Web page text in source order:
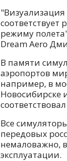
соответствует
режиму
Dream Aero
В памяти
аэропортов
например, в
Новосибирске
Все
передовых
немаловажно,
эксплуатации.